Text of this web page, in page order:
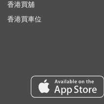
香港買舖
香港買車位